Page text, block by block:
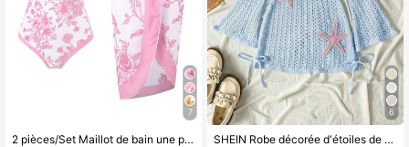
7
2 pièces/Set Maillot de bain une pièce vintage imprimé porcelaine pour filles avec tablier long en mousseline, blanc, été, mignon, plage, vacances, maillots de bain pour ados
6
SHEIN Robe décorée d'étoiles de mer bleues pour fille préadolescente, pour les vacances, les rendez-vous, le thé de l'après-midi, la plage, la croisière, le voyage en voiture, les vacances en ville, la saison des mariages, le festival de musique, les vacances bohèmes